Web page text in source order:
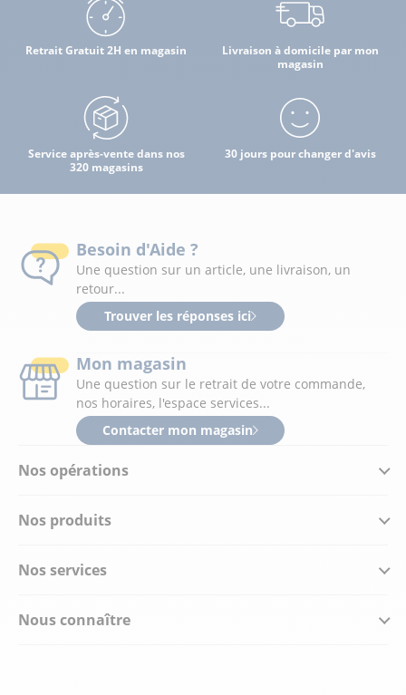
Retrait Gratuit 2H en magasin
Livraison à domicile par mon
magasin
Service après-vente dans nos
320 magasins
30 jours pour changer d'avis
Nos opérations
Nos produits
Nos services
Nous connaître
Besoin d'Aide ?
Une question sur un article, une livraison, un
retour...
Trouver les réponses ici
Mon magasin
Une question sur le retrait de votre commande,
nos horaires, l'espace services...
Contacter mon magasin